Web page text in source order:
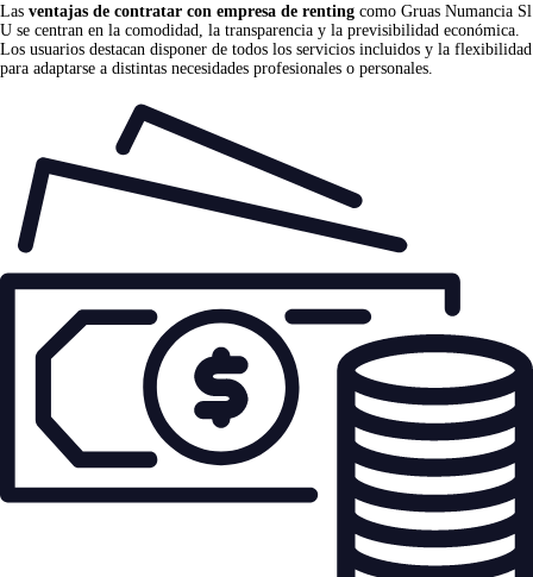
Las ventajas de contratar con empresa de renting como Gruas Numancia Sl
U se centran en la comodidad, la transparencia y la previsibilidad económica.
Los usuarios destacan disponer de todos los servicios incluidos y la flexibilidad
para adaptarse a distintas necesidades profesionales o personales.